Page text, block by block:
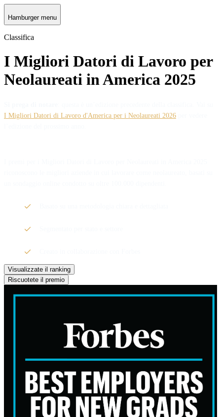
Hamburger menu
Classifica
I Migliori Datori di Lavoro per
Neolaureati in America 2025
I Migliori Datori di Lavoro d'America per i Neolaureati 2026
Visualizzate il ranking
Riscuotete il premio